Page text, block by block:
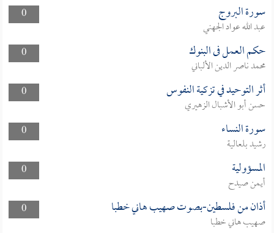
0 سورة البروج
عبد الله عواد الجهني
0
حكم العمل فى البنوك
محمد ناصر الدين الألباني
0
أثر التوحيد في تزكية النفوس
حسن أبو الأشبال الزهيري
0
سورة النساء
رشيد بلعالية
0
المسؤولية
أيمن صيدح
0
أذان من فلسطين-بصوت صهيب هاني خطبا
صهيب هاني خطبا